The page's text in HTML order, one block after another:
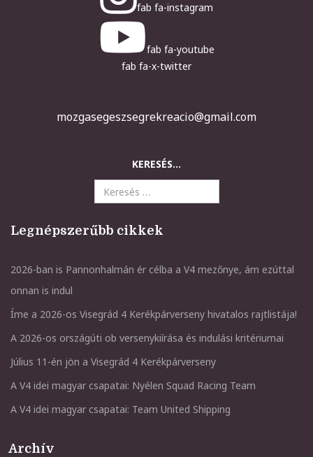
fab fa-instagram
fab fa-youtube
fab fa-x-twitter
mozgasegeszsegrekreacio@gmail.com
KERESÉS...
Legnépszerűbb cikkek
2026-ban is Pannonhalmán ér célba a V4 mezőnye, ám ezúttal
onnan is indul
Íme a 2026-os Visegrád 4 Kerékpárverseny hivatalos rajtlistája!
A 2026-os országúti ob versenykiírása és indulási kritériumai
Július 11-én jön a Visegrád 4 Kerékpárverseny
A V4 idei magyar csapatai: Nyélen Squad Racing Team
A V4 idei magyar csapatai: Team United Shipping
Archív